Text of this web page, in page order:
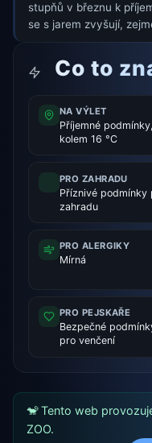
stupňů v březnu k
se s jarem zvyšují,
Co to
NA VÝLET
Příjemné podmínky,
kolem 16 °C
PRO ZAHRADU
Příznivé podmínky
zahradu
PRO ALERGIKY
Mírná
PRO PEJSKAŘE
Bezpečné
pro venčení
🐒 Tento web
ZOO.